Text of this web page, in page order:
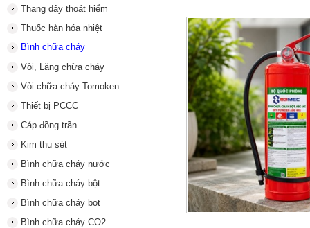
Thang dây thoát hiểm
Thuốc hàn hóa nhiệt
Bình chữa cháy
Vòi, Lăng chữa cháy
Vòi chữa cháy Tomoken
Thiết bị PCCC
Cáp đồng trần
Kim thu sét
Bình chữa cháy nước
Bình chữa cháy bột
Bình chữa cháy bọt
Bình chữa cháy CO2